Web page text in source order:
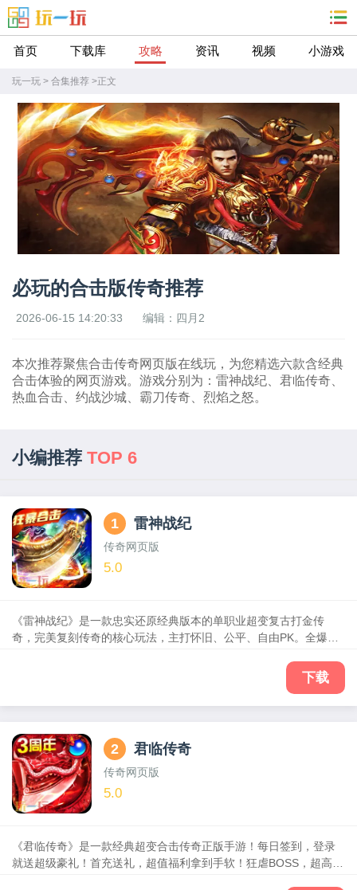
首页 下载库 攻略 资讯 视频 小游戏
玩一玩 > 合集推荐 >正文
必玩的合击版传奇推荐
2026-06-15 14:20:33 编辑：四月2
本次推荐聚焦合击传奇网页版在线玩，为您精选六款含经典
合击体验的网页游戏。游戏分别为：雷神战纪、君临传奇、
热血合击、约战沙城、霸刀传奇、烈焰之怒。
小编推荐 TOP 6
1 雷神战纪
传奇网页版
5.0
《雷神战纪》是一款忠实还原经典版本的单职业超变复古打金传
奇，完美复刻传奇的核心玩法，主打怀旧、公平、自由PK。全爆率
玛法，跨服勇者同屏冒险激斗！游戏所有装备全靠打，回归最纯粹
下载
2 君临传奇
传奇网页版
5.0
《君临传奇》是一款经典超变合击传奇正版手游！每日签到，登录
就送超级豪礼！首充送礼，超值福利拿到手软！狂虐BOSS，超高爆